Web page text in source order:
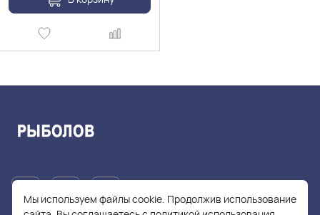
Мы используем файлы cookie. Продолжив использование